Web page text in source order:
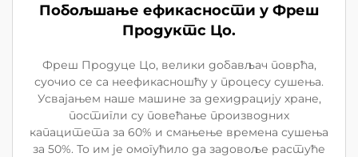
Побољшање ефикасности у Фреш
Продуктс Цо.
Фреш Продуце Цо, велики добављач поврћа,
суочио се са неефикасношћу у процесу сушења.
Усвајањем наше машине за дехидрацију хране,
постигли су повећање производних
капацитета за 60% и смањење времена сушења
за 50%. То им је омогућило да задовоље растуће